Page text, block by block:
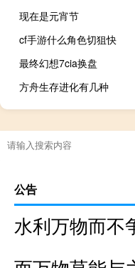
现在是元宵节
cf手游什么角色切狙快
最终幻想7cia换盘
方舟生存进化有几种
公告
水利万物而不